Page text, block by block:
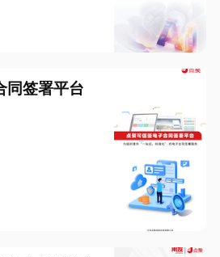
同签署平台